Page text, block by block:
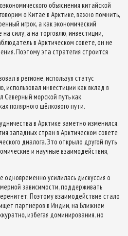
объяснения китайской
о Китае в Арктике, важно помнить,
игрок, а как экономический
силу, а на торговлю, инвестиции,
в Арктическом совете, он не
Поэтому эта стратегия строится
в регионе, используя статус
использовал инвестиции как вклад в
Северный морской путь как
полярного шёлкового пути.
в Арктике заметно изменился.
западных стран в Арктическом совете
диалога. Это открыло другой путь
и научные взаимодействия,
одновременно усилилась дискуссия о
зависимости, поддерживать
Поэтому взаимодействие стало
партнёров в Индии, на Ближнем
избегая доминирования, но